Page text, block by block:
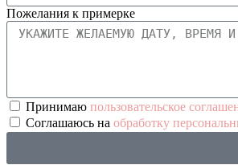
Пожелания к примерке
Принимаю пользовательское
Соглашаюсь на обработку